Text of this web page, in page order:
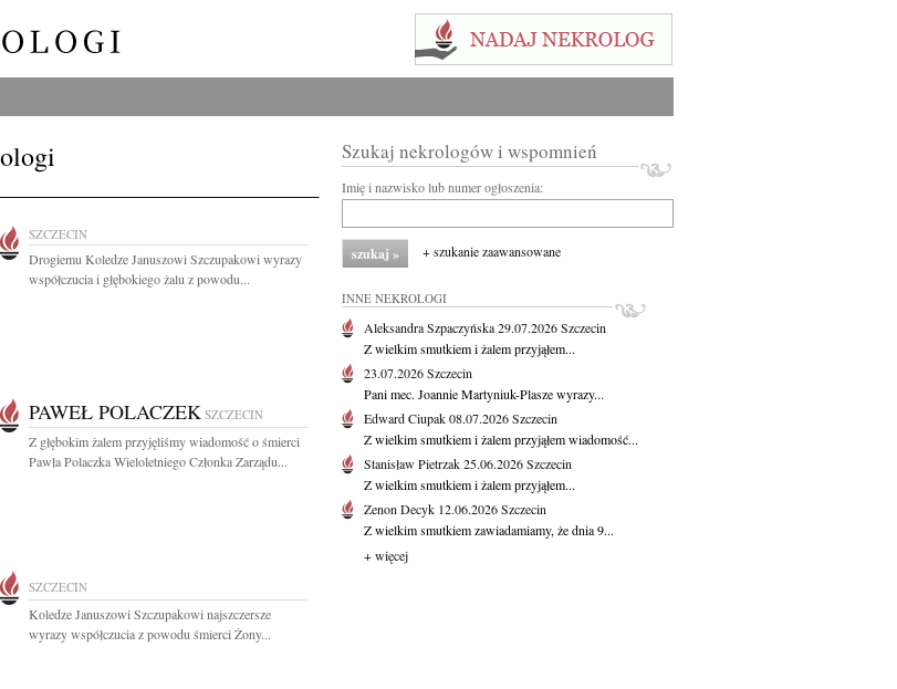
SZCZECIN
Drogiemu Koledze Januszowi Szczupakowi wyrazy
współczucia i głębokiego żalu z powodu...
PAWEŁ POLACZEK SZCZECIN
Z głębokim żalem przyjęliśmy wiadomość o śmierci
Pawła Polaczka Wieloletniego Członka Zarządu...
SZCZECIN
Koledze Januszowi Szczupakowi najszczersze
wyrazy współczucia z powodu śmierci Żony...
Szukaj nekrologów i wspomnień
Imię i nazwisko lub numer ogłoszenia:
+ szukanie zaawansowane
INNE NEKROLOGI
Aleksandra Szpaczyńska29.07.2026Szczecin
Z wielkim smutkiem i żalem przyjąłem...
23.07.2026Szczecin
Pani mec. Joannie Martyniuk-Plasze wyrazy...
Edward Ciupak08.07.2026Szczecin
Z wielkim smutkiem i żalem przyjąłem wiadomość...
Stanisław Pietrzak25.06.2026Szczecin
Z wielkim smutkiem i żalem przyjąłem...
Zenon Decyk 12.06.2026Szczecin
Z wielkim smutkiem zawiadamiamy, że dnia 9...
+ więcej